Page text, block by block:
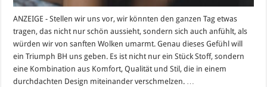
ANZEIGE - Stellen wir uns vor, wir könnten den ganzen Tag etwas
tragen, das nicht nur schön aussieht, sondern sich auch anfühlt, als
würden wir von sanften Wolken umarmt. Genau dieses Gefühl will
ein Triumph BH uns geben. Es ist nicht nur ein Stück Stoff, sondern
eine Kombination aus Komfort, Qualität und Stil, die in einem
durchdachten Design miteinander verschmelzen. …